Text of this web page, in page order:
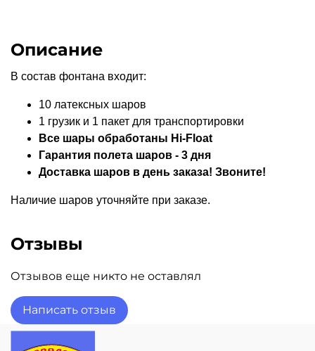
Описание
В состав фонтана входит:
10 латексных шаров
1 грузик и 1 пакет для транспортировки
Все шары обработаны Hi-Float
Гарантия полета шаров - 3 дня
Доставка шаров в день заказа! Звоните!
Наличие шаров уточняйте при заказе.
Отзывы
Отзывов еще никто не оставлял
Написать отзыв